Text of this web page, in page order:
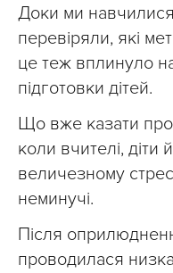
Доки ми
перевіряли, які
це теж вплинуло
підготовки дітей.
Що вже казати
коли вчителі,
величезному
неминучі.
Після
проводилася